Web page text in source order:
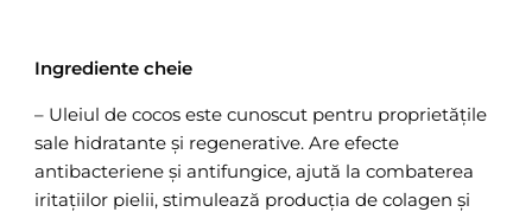
Ingrediente cheie
– Uleiul de cocos este cunoscut pentru proprietățile
sale hidratante și regenerative. Are efecte
antibacteriene și antifungice, ajută la combaterea
iritațiilor pielii, stimulează producția de colagen și